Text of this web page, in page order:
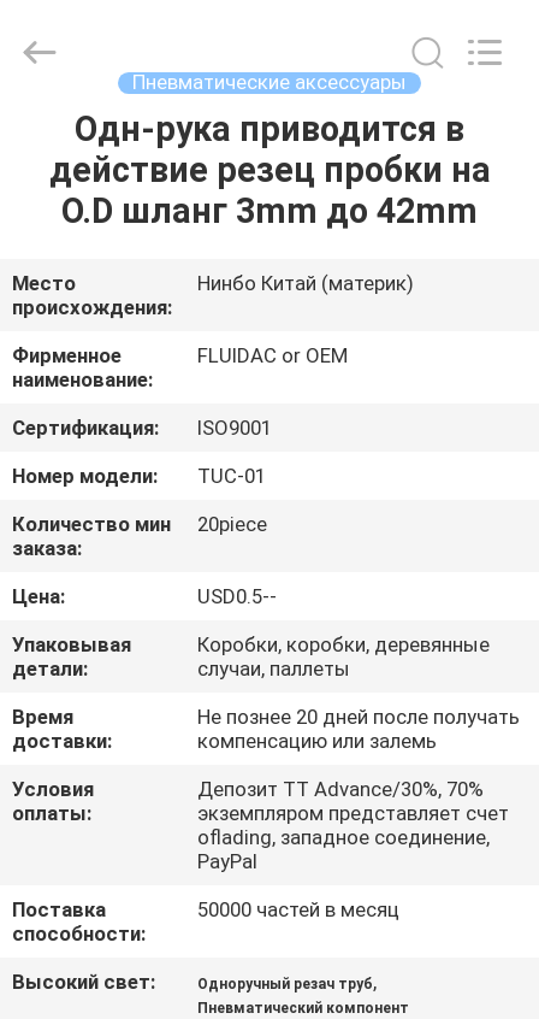
ДОМ
ПРОДУКТЫ
РОЛИКИ
О
НАС
ПУТЕШЕСТВИЕ
ФАБРИКИ
ПРОВЕРКА
КАЧЕСТВА
СВЯЖИТЕСЬ
МЫ
СПРОСИТЕ
VR
SHOW
FLUID
AUTOMATIC
Пневматические аксессуары
Одн-рука приводится в
действие резец пробки на
O.D шланг 3mm до 42mm
Место
происхождения:
Нинбо Китай (материк)
Фирменное
наименование:
FLUIDAC or OEM
Сертификация:
ISO9001
Номер модели:
TUC-01
Количество мин
заказа:
20piece
Цена:
USD0.5--
Упаковывая
детали:
Коробки, коробки, деревянные
случаи, паллеты
Время
доставки:
Не познее 20 дней после получать
компенсацию или залемь
Условия
оплаты:
Депозит TT Advance/30%, 70%
экземпляром представляет счет
oflading, западное соединение,
PayPal
Поставка
способности:
50000 частей в месяц
Высокий свет: Одноручный резач труб,
Пневматический компонент